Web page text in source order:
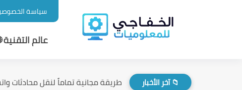
سياسة
عالم التقنية
📁 آخر الأخبار طريقة مجانية تماماً لنقل محادثات